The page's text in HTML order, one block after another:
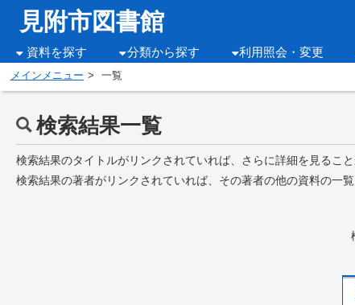
見附市図書館
資料を探す 分類から探す 利用照会・変更
メインメニュー 一覧
検索結果一覧
検索結果のタイトルがリンクされていれば、さらに詳細を見ること
検索結果の著者がリンクされていれば、その著者の他の資料の一覧